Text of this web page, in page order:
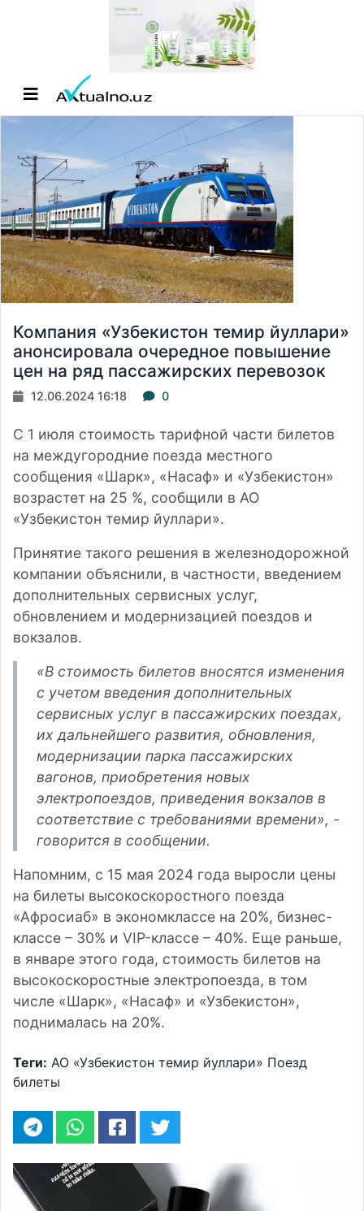
Компания «Узбекистон темир йуллари»
анонсировала очередное повышение
цен на ряд пассажирских перевозок
12.06.2024 16:18 0
С 1 июля стоимость тарифной части билетов
на междугородние поезда местного
сообщения «Шарк», «Насаф» и «Узбекистон»
возрастет на 25 %, сообщили в АО
«Узбекистон темир йуллари».
Принятие такого решения в железнодорожной
компании объяснили, в частности, введением
дополнительных сервисных услуг,
обновлением и модернизацией поездов и
вокзалов.
«В стоимость билетов вносятся изменения
с учетом введения дополнительных
сервисных услуг в пассажирских поездах,
их дальнейшего развития, обновления,
модернизации парка пассажирских
вагонов, приобретения новых
электропоездов, приведения вокзалов в
соответствие с требованиями времени», -
говорится в сообщении.
Напомним, с 15 мая 2024 года выросли цены
на билеты высокоскоростного поезда
«Афросиаб» в экономклассе на 20%, бизнес-
классе – 30% и VIP-классе – 40%. Еще раньше,
в январе этого года, стоимость билетов на
высокоскоростные электропоезда, в том
числе «Шарк», «Насаф» и «Узбекистон»,
поднималась на 20%.
Теги: АО «Узбекистон темир йуллари» Поезд
билеты